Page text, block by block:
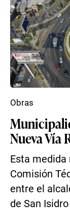
Nueva Vía
Esta medida
Comisión
entre el
de San Isidro
Obras